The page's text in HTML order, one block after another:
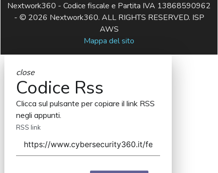
Nextwork360 - Codice fiscale e Partita IVA 13868590962
- © 2026 Nextwork360. ALL RIGHTS RESERVED. ISP
AWS
Mappa del sito
close
Codice Rss
Clicca sul pulsante per copiare il link RSS
negli appunti.
RSS link